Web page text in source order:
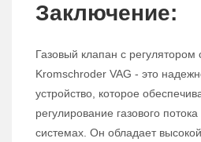
Заключение:
Газовый клапан с регулятором
Kromschroder VAG - это
устройство, которое
регулирование газового
системах. Он обладает